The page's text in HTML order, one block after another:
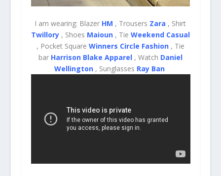
I am wearing: Blazer HM , Trousers Zara , Shirt
Twillory, Shoes Maioun, Tie Weekend Casual
, Pocket Square Winners Circle Fashion, Tie
bar Harrison Blake Apparel , Watch Daniel
Wellington, Sunglasses Ray Ban